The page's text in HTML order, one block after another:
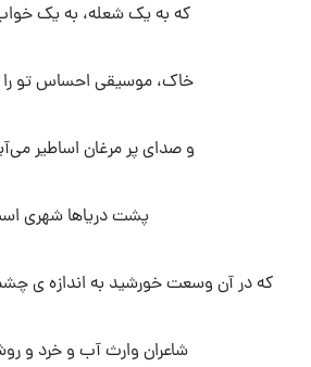
که به یک شعله، به یک
خاک، موسیقی احساس تو
و صدای پر مرغان اساطیر
پشت دریاها شهری
که در آن وسعت خورشید به اندازه ی
شاعران وارث آب و خرد و